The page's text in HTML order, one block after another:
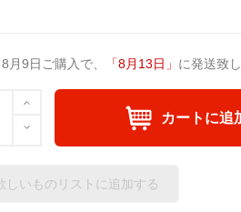
8月9日 ご購入で、 「8月13日 」 に発送致し
カートに追
しいものリストに追加する